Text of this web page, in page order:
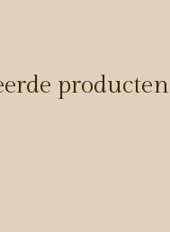
producten